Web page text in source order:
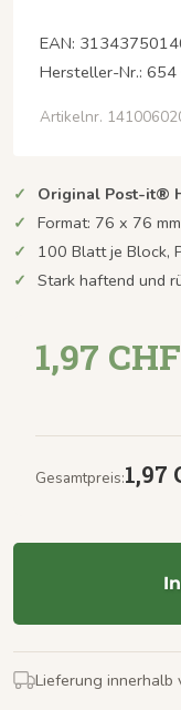
EAN:
Hersteller-Nr.: 654
Artikelnr.
Original Post-it®
Format: 76 x 76 mm
100 Blatt je Block,
Stark haftend und
1,97 CHF
Gesamtpreis:1,97
Lieferung innerhalb